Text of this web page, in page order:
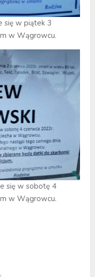
się w piątek 3
w Wągrowcu.
się w sobotę 4
w Wągrowcu.